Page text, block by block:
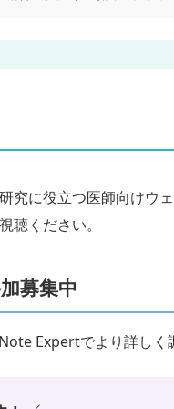
究に役立つ医師向けウ
聴ください。
募集中
Expertでより詳しく